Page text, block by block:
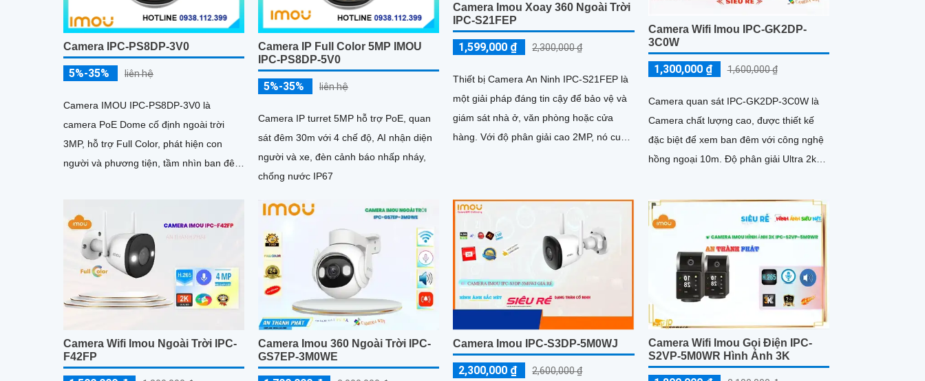
Camera IPC-PS8DP-3V0
5%-35% liên hệ
Camera IMOU IPC-PS8DP-3V0 là
camera PoE Dome cố định ngoài trời
3MP, hỗ trợ Full Color, phát hiện con
người và phương tiện, tầm nhìn ban đêm
Camera IP Full Color 5MP IMOU
IPC-PS8DP-5V0
5%-35% liên hệ
Camera IP turret 5MP hỗ trợ PoE, quan
sát đêm 30m với 4 chế độ, AI nhận diện
người và xe, đèn cảnh báo nhấp nháy,
chống nước IP67
Camera Imou Xoay 360 Ngoài Trời
IPC-S21FEP
1,599,000 ₫ 2,300,000 ₫
Thiết bị Camera An Ninh IPC-S21FEP là
một giải pháp đáng tin cậy để bảo vệ và
giám sát nhà ở, văn phòng hoặc cửa
hàng. Với độ phân giải cao 2MP, nó cung
Camera Wifi Imou IPC-GK2DP-
3C0W
1,300,000 ₫ 1,600,000 ₫
Camera quan sát IPC-GK2DP-3C0W là
Camera chất lượng cao, được thiết kế
đặc biệt để xem ban đêm với công nghệ
hồng ngoại 10m. Độ phân giải Ultra 2k
Camera Wifi Imou Ngoài Trời IPC-
F42FP
Camera Imou 360 Ngoài Trời IPC-
GS7EP-3M0WE
Camera Imou IPC-S3DP-5M0WJ
2,300,000 ₫ 2,600,000 ₫
Camera Wifi Imou Gọi Điện IPC-
S2VP-5M0WR Hình Ảnh 3K